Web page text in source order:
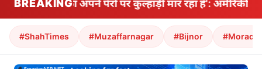
BREAKING
'अमेरिका अपने पैरों पर कुल्हाड़ी मार रहा है': अमेरिकी
#ShahTimes #Muzaffarnagar #Bijnor